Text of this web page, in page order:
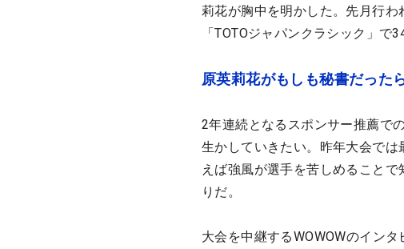
莉花が胸中を明かした。先月行
「TOTOジャパンクラシック」で
原英莉花がもしも秘書だった
2年連続となるスポンサー推薦で
生かしていきたい。昨年大会で
えば強風が選手を苦しめること
りだ。
大会を中継するWOWOWのイン